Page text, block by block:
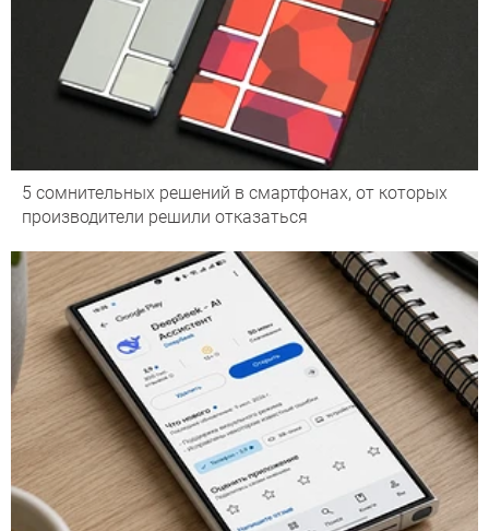
5 сомнительных решений в смартфонах, от которых
производители решили отказаться